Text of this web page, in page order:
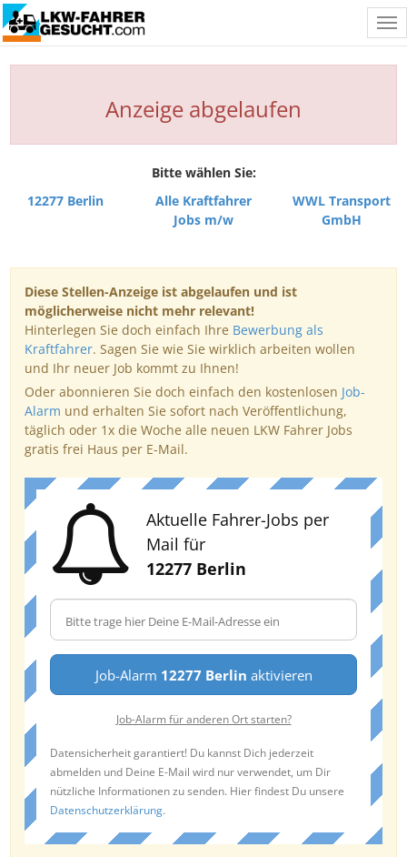
Anzeige abgelaufen
Bitte wählen Sie:
12277 Berlin
Alle Kraftfahrer
Jobs m/w
WWL Transport
GmbH
Diese Stellen-Anzeige ist abgelaufen und ist
möglicherweise nicht mehr relevant!
Hinterlegen Sie doch einfach Ihre Bewerbung als
Kraftfahrer. Sagen Sie wie Sie wirklich arbeiten wollen
und Ihr neuer Job kommt zu Ihnen!
Oder abonnieren Sie doch einfach den kostenlosen Job-
Alarm und erhalten Sie sofort nach Veröffentlichung,
täglich oder 1x die Woche alle neuen LKW Fahrer Jobs
gratis frei Haus per E-Mail.
Aktuelle Fahrer-Jobs per
Mail für
12277 Berlin
Job-Alarm 12277 Berlin aktivieren
Job-Alarm für anderen Ort starten?
Datensicherheit garantiert! Du kannst Dich jederzeit
abmelden und Deine E-Mail wird nur verwendet, um Dir
nützliche Informationen zu senden. Hier findest Du unsere
Datenschutzerklärung.